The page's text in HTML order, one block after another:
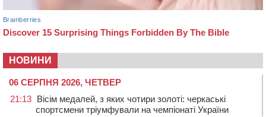
НОВИНИ
06 СЕРПНЯ 2026, ЧЕТВЕР
21:13 Вісім медалей, з яких чотири золоті: черкаські
спортсмени тріумфували на чемпіонаті України